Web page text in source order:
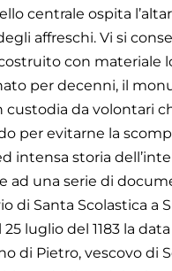
centrale ospita
affreschi. Vi si
con materiale
per decenni, il
custodia da volontari
per evitarne la
intensa storia
ad una serie di
di Santa Scolastica a
luglio del 1183 la
di Pietro, vescovo di